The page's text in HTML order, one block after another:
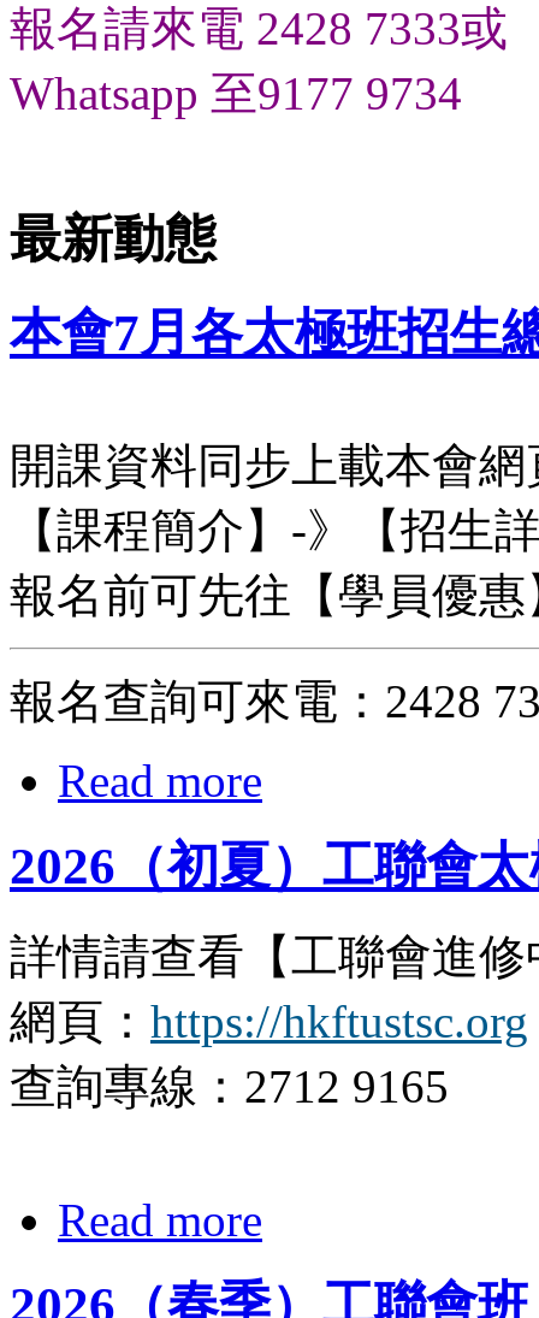
報名請來電 2428 7333或
Whatsapp 至9177 9734
最新動態
本會7月各太極班招生
開課資料同步上載本會網
【課程簡介】-》【招生
報名前可先往【學員優惠
報名查詢可來電：2428
Read more
2026（初夏）工聯會
詳情請查看【工聯會進修
網頁： https://hkftustsc.org
查詢專線：2712 9165
Read more
2026（春季）工聯會班